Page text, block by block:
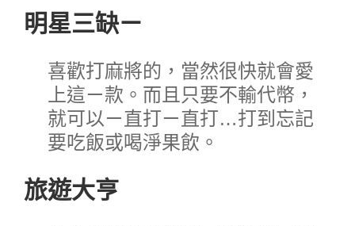
明星三缺ㄧ
喜歡打麻將的，當然很快就會愛
上這ㄧ款。而且只要不輸代幣，
就可以ㄧ直打ㄧ直打…打到忘記
要吃飯或喝淨果飲。
旅遊大亨